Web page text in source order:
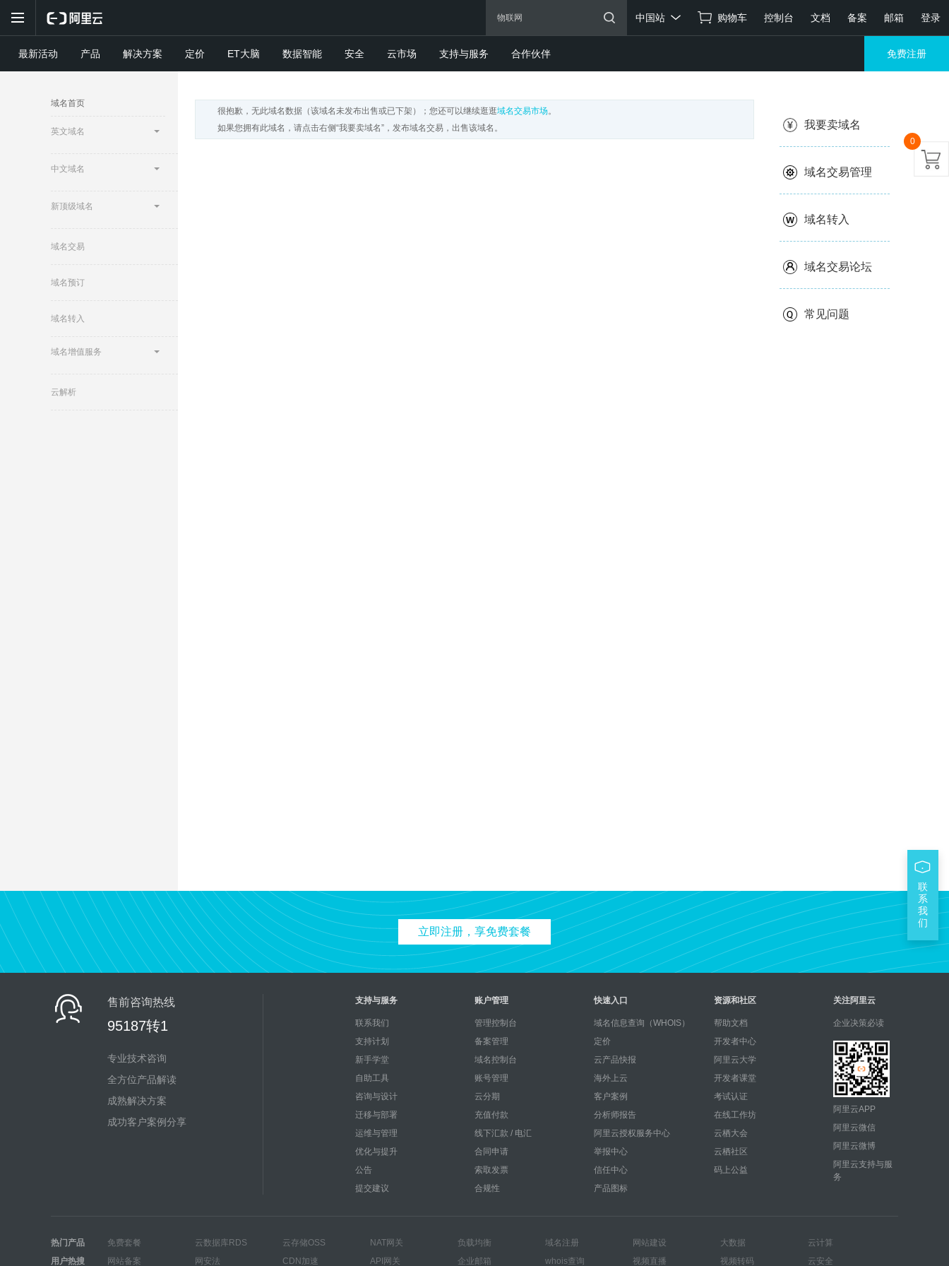
购物车 控制台 文档 备案 邮箱 登录
中国站
最新活动 产品 解决方案 定价 ET大脑 数据智能 安全 云市场 支持与服务 合作伙伴 免费注册
域名首页
英文域名
中文域名
新顶级域名
域名交易
域名预订
域名转入
域名增值服务
云解析
很抱歉，无此域名数据（该域名未发布出售或已下架）；您还可以继续逛逛域名交易市场。
如果您拥有此域名，请点击右侧“我要卖域名”，发布域名交易，出售该域名。
我要卖域名
域名交易管理
域名转入
域名交易论坛
常见问题
立即注册，享免费套餐
售前咨询热线
95187转1
专业技术咨询
全方位产品解读
成熟解决方案
成功客户案例分享
支持与服务
联系我们
支持计划
新手学堂
自助工具
咨询与设计
迁移与部署
运维与管理
优化与提升
公告
提交建议
账户管理
管理控制台
备案管理
域名控制台
账号管理
云分期
充值付款
线下汇款 / 电汇
合同申请
索取发票
合规性
快速入口
域名信息查询（WHOIS）
定价
云产品快报
海外上云
客户案例
分析师报告
阿里云授权服务中心
举报中心
信任中心
产品图标
资源和社区
帮助文档
开发者中心
阿里云大学
开发者课堂
考试认证
在线工作坊
云栖大会
云栖社区
码上公益
关注阿里云
企业决策必读
阿里云APP
阿里云微信
阿里云微博
阿里云支持与服
务
热门产品 免费套餐 云数据库RDS 云存储OSS NAT网关 负载均衡 域名注册 网站建设 大数据
云计算
用户热搜
网站备案 网安法 CDN加速 API网关 企业邮箱 whois查询 视频直播 视频转码 云安全
联
系
我
们
0